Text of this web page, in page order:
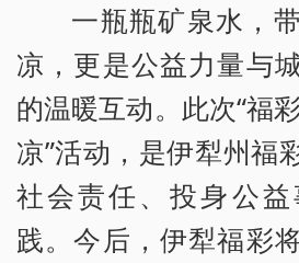
一瓶瓶矿泉水，
凉，更是公益力量与
的温暖互动。此次“福
凉”活动，是伊犁州福
社会责任、投身公
践。今后，伊犁福彩